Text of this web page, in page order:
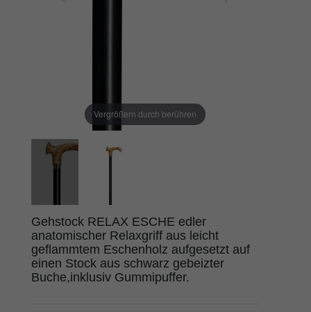
Vergrößern durch berühren
Gehstock RELAX ESCHE edler
anatomischer Relaxgriff aus leicht
geflammtem Eschenholz aufgesetzt auf
einen Stock aus schwarz gebeizter
Buche,inklusiv Gummipuffer.